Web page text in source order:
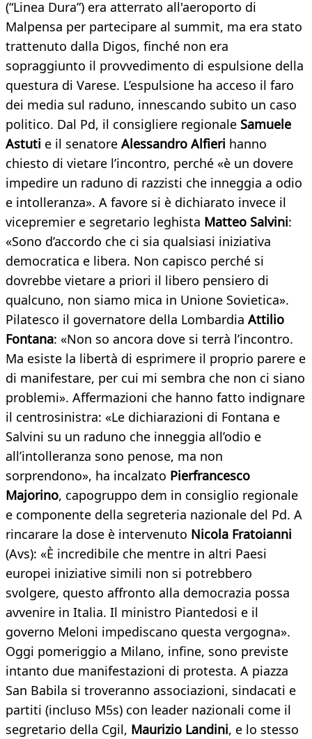
(“Linea Dura”) era atterrato all'aeroporto di
Malpensa per partecipare al summit, ma era stato
trattenuto dalla Digos, finché non era
sopraggiunto il provvedimento di espulsione della
questura di Varese. L’espulsione ha acceso il faro
dei media sul raduno, innescando subito un caso
politico. Dal Pd, il consigliere regionale Samuele
Astuti e il senatore Alessandro Alfieri hanno
chiesto di vietare l’incontro, perché «è un dovere
impedire un raduno di razzisti che inneggia a odio
e intolleranza». A favore si è dichiarato invece il
vicepremier e segretario leghista Matteo Salvini:
«Sono d’accordo che ci sia qualsiasi iniziativa
democratica e libera. Non capisco perché si
dovrebbe vietare a priori il libero pensiero di
qualcuno, non siamo mica in Unione Sovietica».
Pilatesco il governatore della Lombardia Attilio
Fontana: «Non so ancora dove si terrà l’incontro.
Ma esiste la libertà di esprimere il proprio parere e
di manifestare, per cui mi sembra che non ci siano
problemi». Affermazioni che hanno fatto indignare
il centrosinistra: «Le dichiarazioni di Fontana e
Salvini su un raduno che inneggia all’odio e
all’intolleranza sono penose, ma non
sorprendono», ha incalzato Pierfrancesco
Majorino, capogruppo dem in consiglio regionale
e componente della segreteria nazionale del Pd. A
rincarare la dose è intervenuto Nicola Fratoianni
(Avs): «È incredibile che mentre in altri Paesi
europei iniziative simili non si potrebbero
svolgere, questo affronto alla democrazia possa
avvenire in Italia. Il ministro Piantedosi e il
governo Meloni impediscano questa vergogna».
Oggi pomeriggio a Milano, infine, sono previste
intanto due manifestazioni di protesta. A piazza
San Babila si troveranno associazioni, sindacati e
partiti (incluso M5s) con leader nazionali come il
segretario della Cgil, Maurizio Landini, e lo stesso